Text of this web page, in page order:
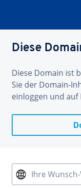
Diese
Diese Domain ist
Sie der Domain-
einloggen und
Ihre